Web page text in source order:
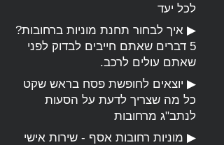
לכל יעד
▶ איך לבחור תחנת מוניות ברחובות?
5 דברים שאתם חייבים לבדוק לפני
שאתם עולים לרכב.
▶ יוצאים לחופשת פסח בראש שקט
כל מה שצריך לדעת על הסעות
לנתב"ג מרחובות
▶ מוניות רחובות אסף - שירות אישי